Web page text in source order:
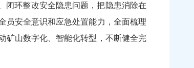
闭环整改安全隐患问题，把隐患消除在
员安全意识和应急处置能力，全面梳理
矿山数字化、智能化转型，不断健全完